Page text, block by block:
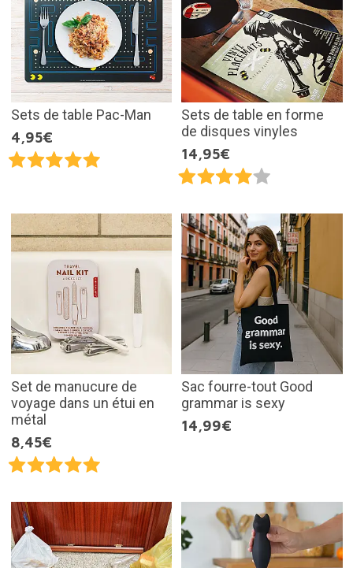
Sets de table Pac-Man
4,95€
Sets de table en forme
de disques vinyles
14,95€
Set de manucure de
voyage dans un étui en
métal
8,45€
Sac fourre-tout Good
grammar is sexy
14,99€